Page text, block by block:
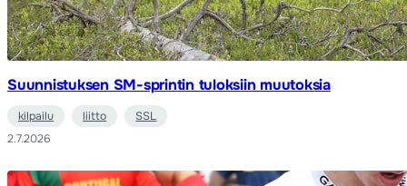
Suunnistuksen SM-sprintin tuloksiin muutoksia
kilpailu liitto
SSL
2.7.2026